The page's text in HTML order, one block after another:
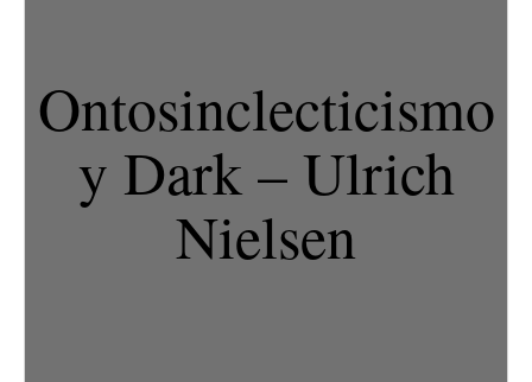
Ontosinclecticismo
y Dark – Ulrich
Nielsen